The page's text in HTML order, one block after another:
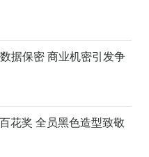
据保密 商业机密引发争
花奖 全员黑色造型致敬